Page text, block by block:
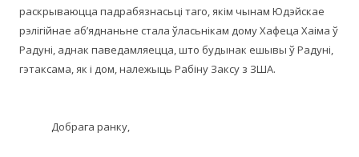
раскрываюцца падрабязнасьці таго, якім чынам Юдэйскае
рэлігійнае аб’яднаньне стала ўласьнікам дому Хафеца Хаіма ў
Радуні, аднак паведамляецца, што будынак ешывы ў Радуні,
гэтаксама, як і дом, належыць Рабіну Заксу з ЗША.
Добрага ранку,